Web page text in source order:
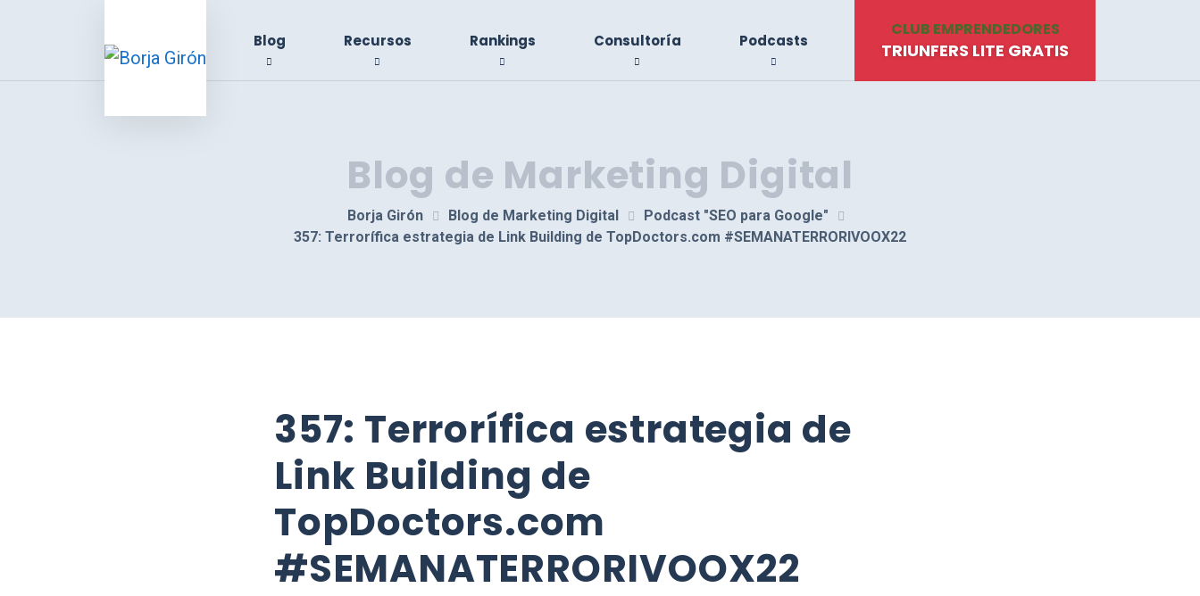
Blog Recursos Rankings Consultoría Podcasts
CLUB EMPRENDEDORES
TRIUNFERS LITE GRATIS
Blog de Marketing Digital
Borja Girón Blog de Marketing Digital
Podcast "SEO para Google"
357: Terrorífica estrategia de Link Building de TopDoctors.com #SEMANATERRORIVOOX22
357: Terrorífica estrategia de
Link Building de
TopDoctors.com
#SEMANATERRORIVOOX22